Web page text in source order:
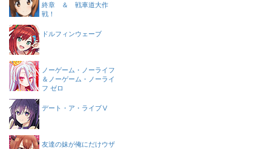
終章 ＆ 戦車道大作
戦！
ドルフィンウェーブ
ノーゲーム・ノーライフ
＆ノーゲーム・ノーライ
フ ゼロ
デート・ア・ライブⅤ
友達の妹が俺にだけウザ